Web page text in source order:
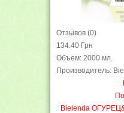
Отзывов (0)
134.40 Грн
Объем: 2000 мл.
Производитель:
Bielenda